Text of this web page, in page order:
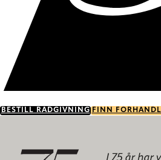
BESTILL RÅDGIVNING FINN